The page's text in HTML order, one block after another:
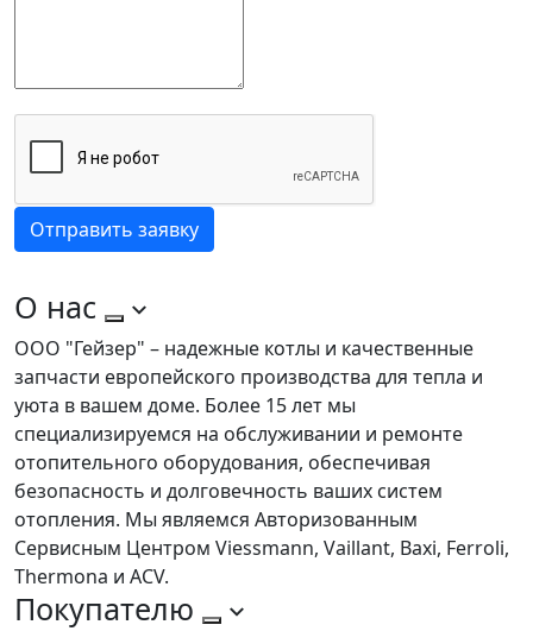
Отправить заявку
О нас
ООО "Гейзер" – надежные котлы и качественные
запчасти европейского производства для тепла и
уюта в вашем доме. Более 15 лет мы
специализируемся на обслуживании и ремонте
отопительного оборудования, обеспечивая
безопасность и долговечность ваших систем
отопления. Мы являемся Авторизованным
Сервисным Центром Viessmann, Vaillant, Baxi, Ferroli,
Thermona и ACV.
Покупателю